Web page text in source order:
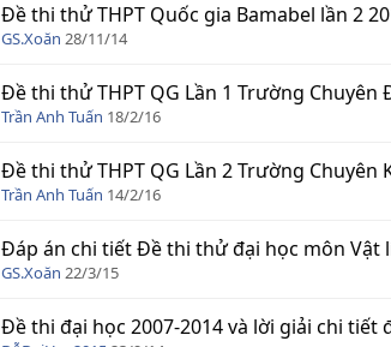
Đề thi thử THPT Quốc gia Bamabel lần 2
GS.Xoăn 28/11/14
Đề thi thử THPT QG Lần 1 Trường Chuyên
Trần Anh Tuấn 18/2/16
Đề thi thử THPT QG Lần 2 Trường Chuyên
Trần Anh Tuấn 14/2/16
Đáp án chi tiết Đề thi thử đại học môn Vật
GS.Xoăn 22/3/15
Đề thi đại học 2007-2014 và lời giải chi tiết